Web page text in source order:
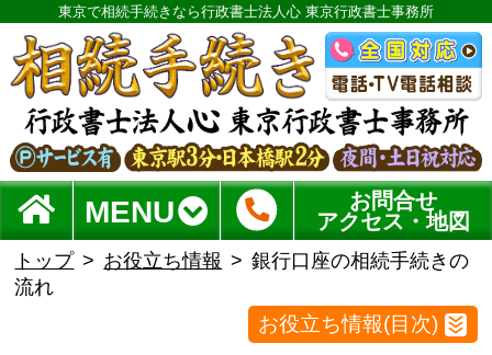
東京で相続手続きなら行政書士法人心 東京行政書士事務所
MENU
お問合せ
アクセス・地図
トップ お役立ち情報
銀行口座の相続手続きの
流れ
お役立ち情報(目次)